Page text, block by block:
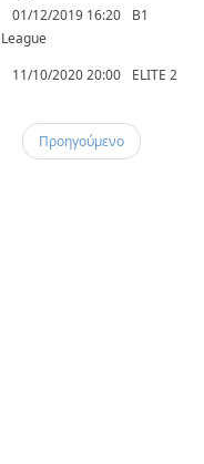
01/12/2019 16:20
B1
League
11/10/2020 20:00 ELITE 2
Προηγούμενο